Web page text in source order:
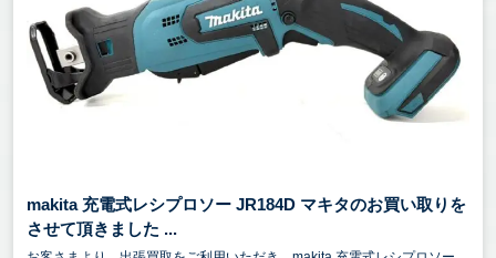
makita 充電式レシプロソー JR184D マキタのお買い取りを
させて頂きました ...